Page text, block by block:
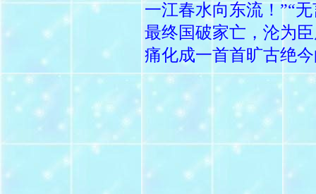
一江春水向东流！”“
最终国破家亡，沦为
痛化成一首首旷古绝